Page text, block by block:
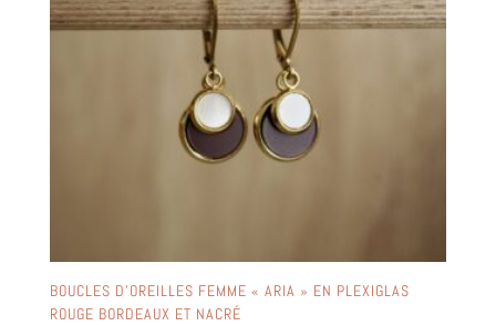
BOUCLES D’OREILLES FEMME « ARIA » EN PLEXIGLAS
ROUGE BORDEAUX ET NACRÉ